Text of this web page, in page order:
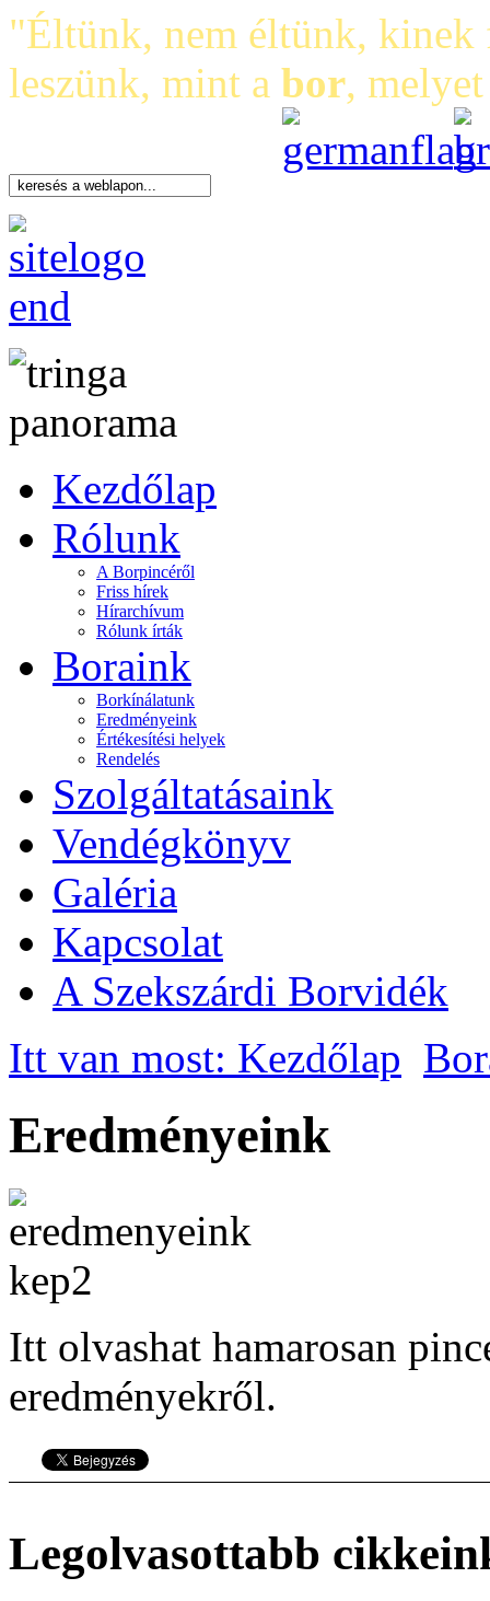
"Éltünk, nem éltünk, kinek
leszünk, mint a bor,
Kezdőlap
Rólunk
A Borpincéről
Friss hírek
Hírarchívum
Rólunk írták
Boraink
Borkínálatunk
Eredményeink
Értékesítési helyek
Rendelés
Szolgáltatásaink
Vendégkönyv
Galéria
Kapcsolat
A Szekszárdi Borvidék
Itt van most: Kezdőlap
Eredményeink
Itt olvashat hamarosan
eredményekről.
Legolvasottabb